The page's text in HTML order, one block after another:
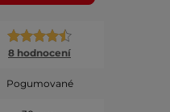
8 hodnocení
Pogumované